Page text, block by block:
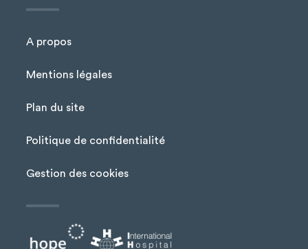
Menu Pied de page
A propos
Mentions légales
Plan du site
Politique de confidentialité
Gestion des cookies